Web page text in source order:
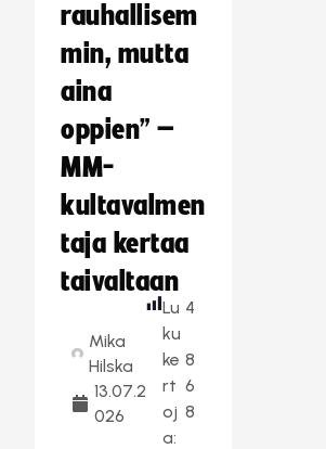
rauhallisem
min, mutta
aina
oppien” –
MM-
kultavalmen
taja kertaa
taivaltaan
Mika
Hilska
13.07.2
026
Lu
ku
ke
rt
oj
a:
4
8
6
8